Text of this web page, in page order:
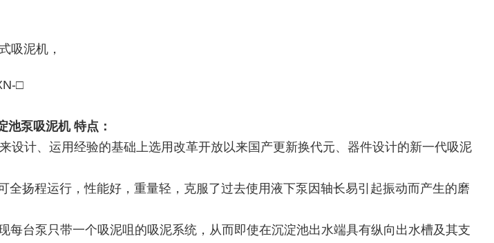
吸泥机，
□
池泵吸泥机 特点：
设计、运用经验的基础上选用改革开放以来国产更新换代元、器件设计的新一代吸泥
全扬程运行，性能好，重量轻，克服了过去使用液下泵因轴长易引起振动而产生的磨
每台泵只带一个吸泥咀的吸泥系统，从而即使在沉淀池出水端具有纵向出水槽及其支